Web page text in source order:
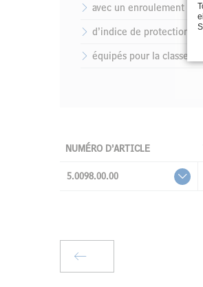
avec un enroulement
d’indice de protection
équipés pour la classe
NUMÉRO D’ARTICLE
5.0098.00.00